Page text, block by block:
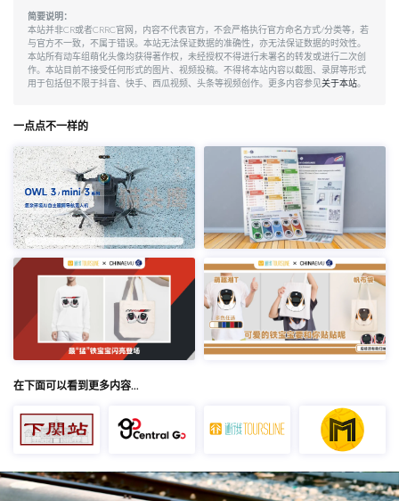
简要说明：
本站并非CR或者CRRC官网，内容不代表官方，不会严格执行官方命名方式/分类等，若
与官方不一致，不属于错误。本站无法保证数据的准确性，亦无法保证数据的时效性。
本站所有动车组萌化头像均获得著作权，未经授权不得进行未署名的转发或进行二次创
作。本站目前不接受任何形式的图片、视频投稿。不得将本站内容以截图、录屏等形式
用于包括但不限于抖音、快手、西瓜视频、头条等视频创作。更多内容参见关于本站。
一点点不一样的
在下面可以看到更多内容…